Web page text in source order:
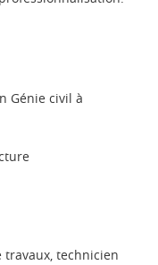
Génie civil à
technicien